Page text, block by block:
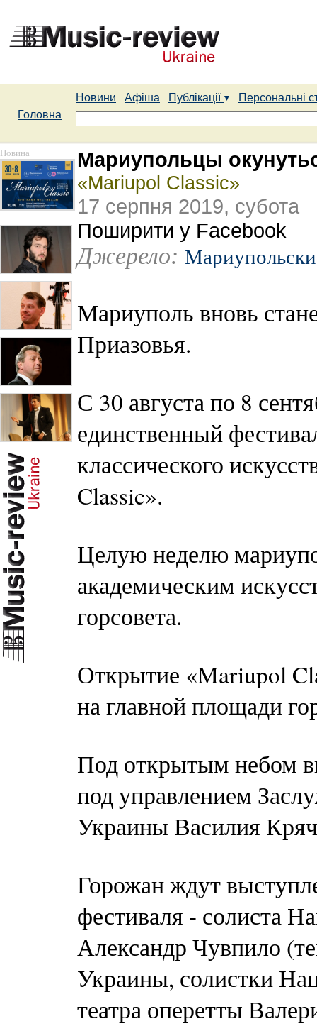
Новини Афіша Публікації
Персональні
Головна
Новина Мариупольцы
«Mariupol Classic»
17 серпня 2019, субота
Поширити у Facebook
Джерело:
Мариуполь вновь
Приазовья.
С 30 августа по 8
единственный
классического
Classic».
Целую неделю
академическим
горсовета.
Открытие «Mariupol
на главной площади
Под открытым небом
под управлением
Украины Василия
Горожан ждут
фестиваля - солиста
Александр Чувпило
Украины, солистки
театра оперетты